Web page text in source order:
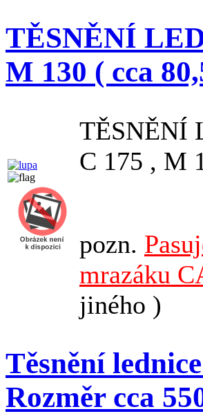
TĚSNĚNÍ
M 130 ( cca
TĚSNĚNÍ
C 175 , M
pozn.
mrazáku
jiného )
Těsnění
Rozměr cca